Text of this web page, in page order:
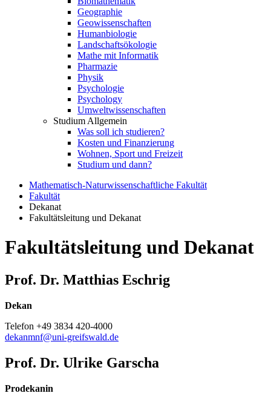
Geographie
Geowissenschaften
Humanbiologie
Landschaftsökologie
Mathe mit Informatik
Pharmazie
Physik
Psychologie
Psychology
Umweltwissenschaften
Studium Allgemein
Was soll ich studieren?
Kosten und Finanzierung
Wohnen, Sport und Freizeit
Studium und dann?
Mathematisch-Naturwissenschaftliche Fakultät
Fakultät
Dekanat
Fakultätsleitung und Dekanat
Fakultätsleitung und Dekanat
Prof. Dr. Matthias Eschrig
Dekan
Telefon +49 3834 420-4000
dekanmnf@uni-greifswald.de
Prof. Dr. Ulrike Garscha
Prodekanin